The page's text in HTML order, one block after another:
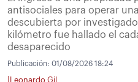
antisociales para operar
descubierta por
kilómetro fue hallado el
desaparecido
Publicación: 01/08/2026 18:24
Leonardo Gil